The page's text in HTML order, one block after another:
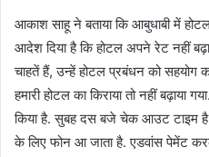
आकाश साहू ने बताया कि आबुधाबी में
आदेश दिया है कि होटल अपने रेट नहीं
चाहतें हैं, उन्हें होटल प्रबंधन को सहयोग
हमारी होटल का किराया तो नहीं बढ़ाया
किया है. सुबह दस बजे चेक आउट टाइम
के लिए फोन आ जाता है. एडवांस पेमेंट